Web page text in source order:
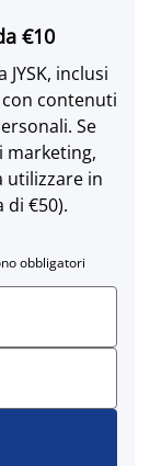
€10
inclusi
contenuti
Se
marketing,
utilizzare in
di €50).
obbligatori